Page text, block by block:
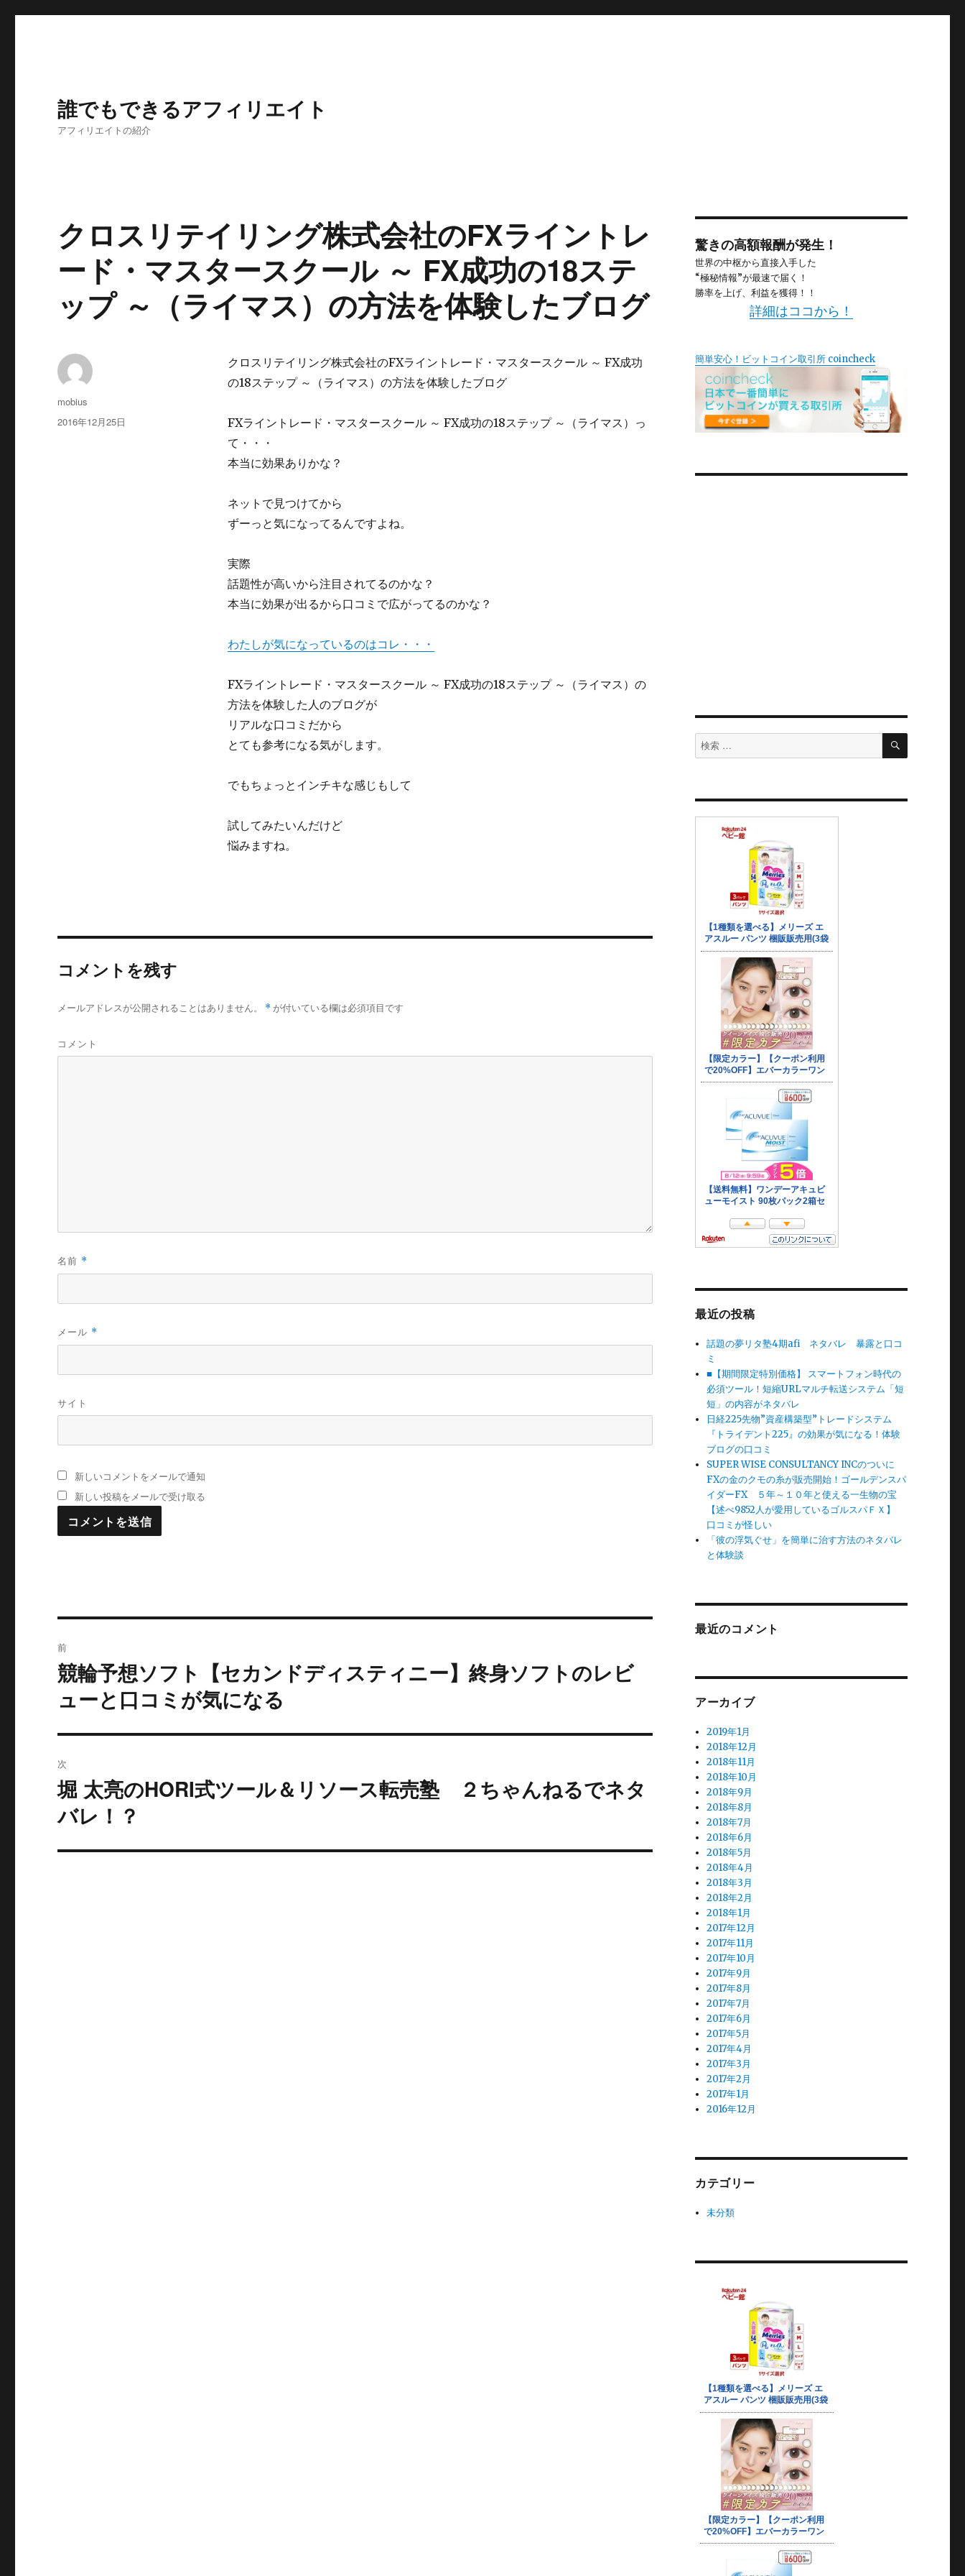
誰でもできるアフィリエイト
アフィリエイトの紹介
クロスリテイリング株式会社のFXライントレ
ード・マスタースクール ～ FX成功の18ステ
ップ ～（ライマス）の方法を体験したブログ
クロスリテイリング株式会社のFXライントレード・マスタースクール ～ FX成功
の18ステップ ～（ライマス）の方法を体験したブログ
FXライントレード・マスタースクール ～ FX成功の18ステップ ～（ライマス）っ
て・・・
本当に効果ありかな？
ネットで見つけてから
ずーっと気になってるんですよね。
実際
話題性が高いから注目されてるのかな？
本当に効果が出るから口コミで広がってるのかな？
わたしが気になっているのはコレ・・・
FXライントレード・マスタースクール ～ FX成功の18ステップ ～（ライマス）の
方法を体験した人のブログが
リアルな口コミだから
とても参考になる気がします。
でもちょっとインチキな感じもして
試してみたいんだけど
悩みますね。
投
稿
mobius
投
2016年12月25日
コメントを残す
メールアドレスが公開されることはありません。 * が付いている欄は必須項目です
コメント
名前 *
メール *
サイト
新しいコメントをメールで通知
新しい投稿をメールで受け取る
稿
ナ
ゲ
ー
シ
ョ
前
過
去
の
投
競輪予想ソフト【セカンドディスティニー】終身ソフトのレビ
ューと口コミが気になる
次
次
の
投
稿:
堀 太亮のHORI式ツール＆リソース転売塾 ２ちゃんねるでネタ
バレ！？
驚きの高額報酬が発生！
世界の中枢から直接入手した
“極秘情報”が最速で届く！
勝率を上げ、利益を獲得！！
詳細はココから！
簡単安心！ビットコイン取引所 coincheck
検
索
検
最近の投稿
話題の夢リタ塾4期afi ネタバレ 暴露と口コ
ミ
■【期間限定特別価格】 スマートフォン時代の
必須ツール！短縮URLマルチ転送システム「短
短」の内容がネタバレ
日経225先物”資産構築型”トレードシステム
『トライデント225』の効果が気になる！体験
ブログの口コミ
SUPER WISE CONSULTANCY INCのついに
FXの金のクモの糸が販売開始！ゴールデンスパ
イダーFX ５年～１０年と使える一生物の宝
【述べ9852人が愛用しているゴルスパＦＸ】
口コミが怪しい
「彼の浮気ぐせ」を簡単に治す方法のネタバレ
と体験談
最近のコメント
アーカイブ
2019年1月
2018年12月
2018年11月
2018年10月
2018年9月
2018年8月
2018年7月
2018年6月
2018年5月
2018年4月
2018年3月
2018年2月
2018年1月
2017年12月
2017年11月
2017年10月
2017年9月
2017年8月
2017年7月
2017年6月
2017年5月
2017年4月
2017年3月
2017年2月
2017年1月
2016年12月
カテゴリー
未分類